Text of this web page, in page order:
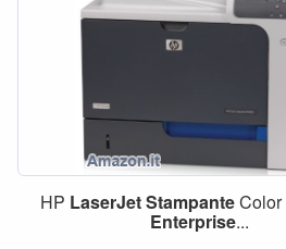
HP LaserJetStampanteColor
Enterprise...